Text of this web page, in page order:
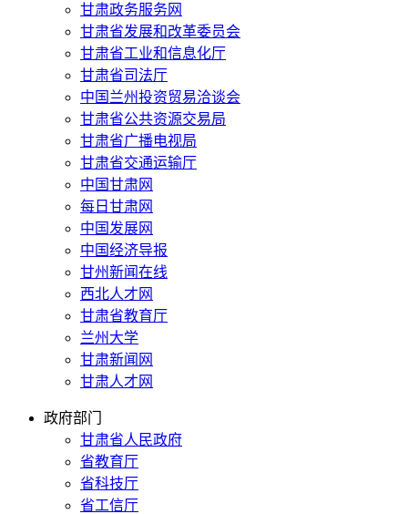
甘肃政务服务网
甘肃省发展和改革委员会
甘肃省工业和信息化厅
甘肃省司法厅
中国兰州投资贸易洽谈会
甘肃省公共资源交易局
甘肃省广播电视局
甘肃省交通运输厅
中国甘肃网
每日甘肃网
中国发展网
中国经济导报
甘州新闻在线
西北人才网
甘肃省教育厅
兰州大学
甘肃新闻网
甘肃人才网
政府部门
甘肃省人民政府
省教育厅
省科技厅
省工信厅